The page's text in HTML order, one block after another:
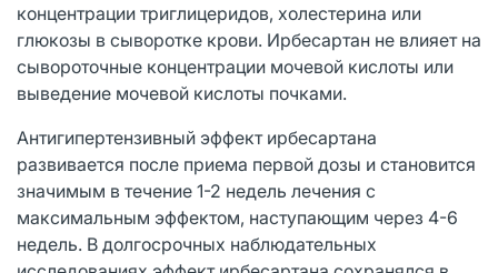
концентрации триглицеридов, холестерина или
глюкозы в сыворотке крови. Ирбесартан не влияет на
сывороточные концентрации мочевой кислоты или
выведение мочевой кислоты почками.
Антигипертензивный эффект ирбесартана
развивается после приема первой дозы и становится
значимым в течение 1-2 недель лечения с
максимальным эффектом, наступающим через 4-6
недель. В долгосрочных наблюдательных